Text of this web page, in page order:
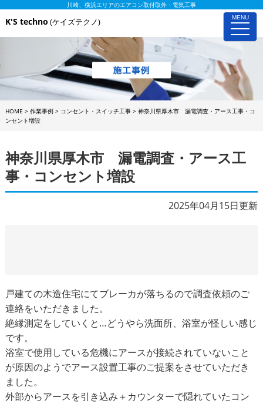
MENU
toggle
川崎、横浜エリアのエアコン取付取外・電気工事
K'S techno (ケイズテクノ)
HOME > 作業事例> コンセント・スイッチ工事> 神奈川県厚木市 漏電調査・アース工事・コ
ンセント増設
神奈川県厚木市 漏電調査・アース工
事・コンセント増設
2025年04月15日更新
戸建ての木造住宅にてブレーカが落ちるので調査依頼のご
連絡をいただきました。
絶縁測定をしていくと…どうやら洗面所、浴室が怪しい感じ
です。
浴室で使用している危機にアースが接続されていないこと
が原因のようでアース設置工事のご提案をさせていただき
ました。
外部からアースを引き込み＋カウンターで隠れていたコン